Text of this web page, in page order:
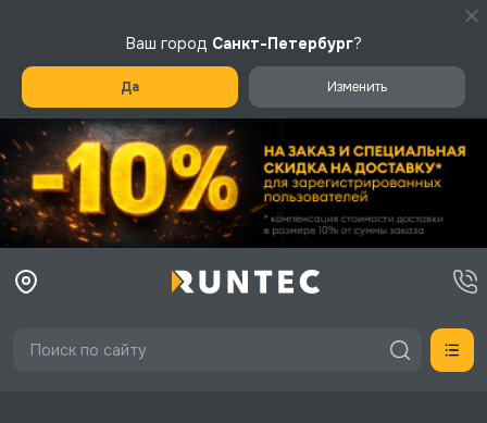
Ваш город Санкт-Петербург?
Да Изменить